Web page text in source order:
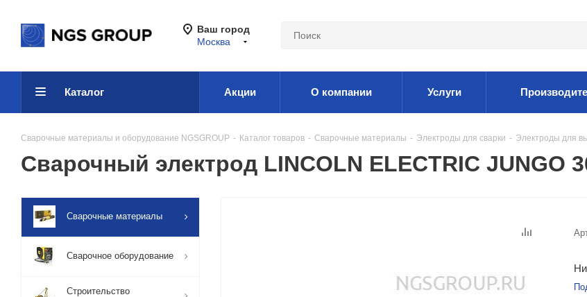
Ваш город
Москва
Каталог Акции О компании Услуги
Сварочные материалы и оборудование NGSGROUP - Каталог товаров - Сварочные материалы - Электроды для сварки - Электроды для
Сварочный электрод LINCOLN ELECTRIC JUNGO
Сварочные материалы
Сварочное оборудование
Строительство